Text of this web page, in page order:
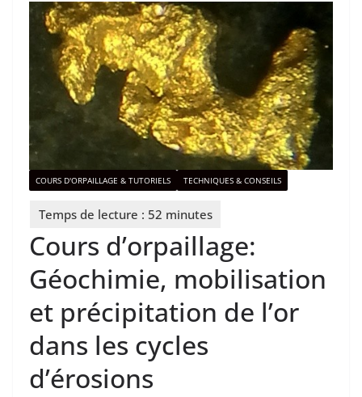
COURS D'ORPAILLAGE & TUTORIELS TECHNIQUES & CONSEILS
Cours d’orpaillage:
Géochimie, mobilisation
et précipitation de l’or
dans les cycles
d’érosions